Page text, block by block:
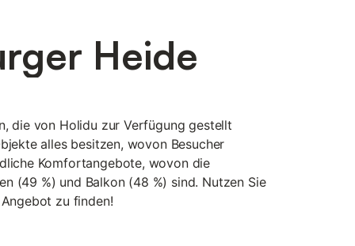
Heide
die von Holidu zur Verfügung gestellt
alles besitzen, wovon Besucher
Komfortangebote, wovon die
(49 %) und Balkon (48 %) sind. Nutzen Sie
zu finden!